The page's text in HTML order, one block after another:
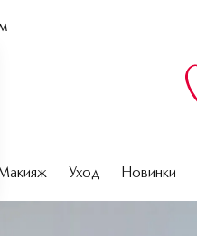
Уход Новинки